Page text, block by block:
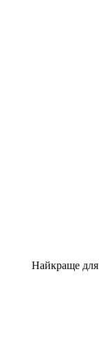
Найкраще для